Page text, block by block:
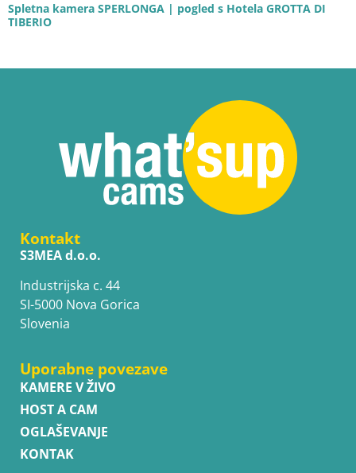
Spletna kamera SPERLONGA | pogled s Hotela GROTTA DI
TIBERIO
Kontakt
S3MEA d.o.o.
Industrijska c. 44
SI-5000 Nova Gorica
Slovenia
Uporabne povezave
KAMERE V ŽIVO
HOST A CAM
OGLAŠEVANJE
KONTAK